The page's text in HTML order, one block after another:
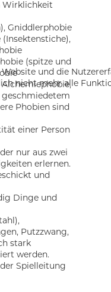
Wirklichkeit
Gniddlerphobie
(spitze und
Alchemiephobie,
Phobien sind
einer Person
nur aus zwei
erlernen.
und
Dinge und
Putzzwang,
stark
werden.
Spielleitung
und die
nicht mehr alle